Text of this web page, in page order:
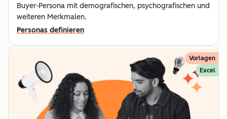
Buyer-Persona mit demografischen, psychografischen und
weiteren Merkmalen.
Personas definieren
Vorlagen
Excel